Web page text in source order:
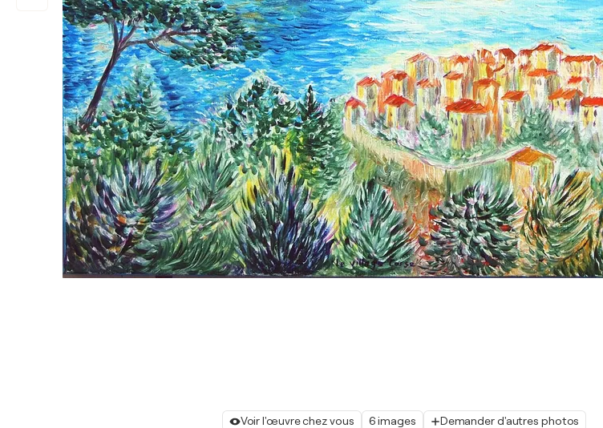
Voir l'œuvre chez vous 6 images Demander d'autres photos